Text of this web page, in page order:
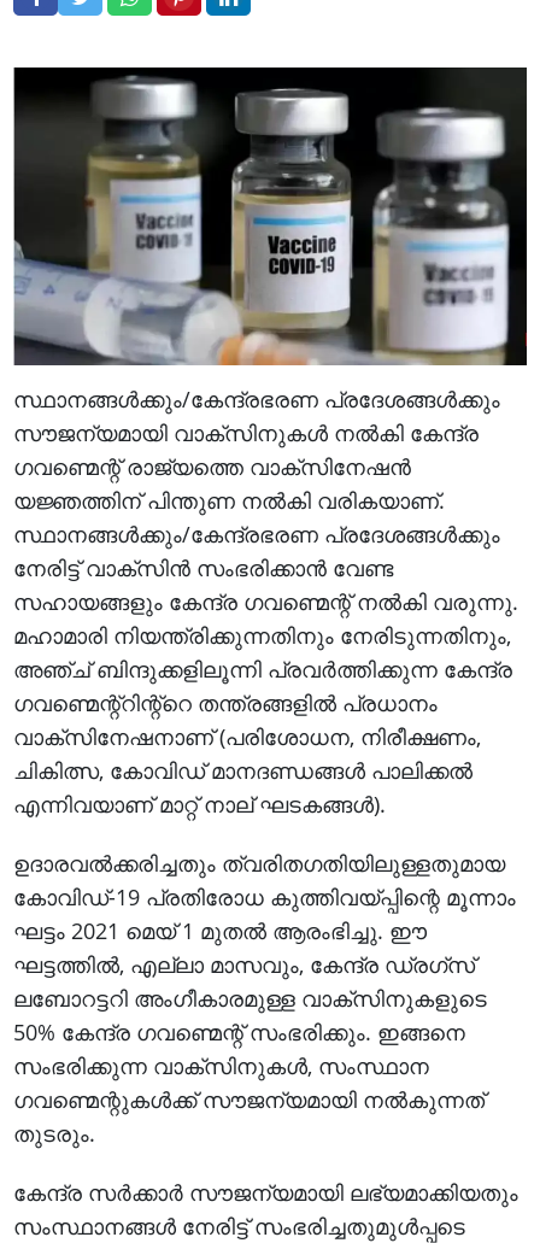
സ്ഥാനങ്ങൾക്കും/കേന്ദ്രഭരണ പ്രദേശങ്ങൾക്കും
സൗജന്യമായി വാക്സിനുകൾ നൽകി കേന്ദ്ര
ഗവണ്മെന്റ് രാജ്യത്തെ വാക്സിനേഷൻ
യജ്ഞത്തിന് പിന്തുണ നൽകി വരികയാണ്.
സ്ഥാനങ്ങൾക്കും/കേന്ദ്രഭരണ പ്രദേശങ്ങൾക്കും
നേരിട്ട് വാക്സിൻ സംഭരിക്കാൻ വേണ്ട
സഹായങ്ങളും കേന്ദ്ര ഗവണ്മെന്റ് നൽകി വരുന്നു.
മഹാമാരി നിയന്ത്രിക്കുന്നതിനും നേരിടുന്നതിനും,
അഞ്ച് ബിന്ദുക്കളിലൂന്നി പ്രവർത്തിക്കുന്ന കേന്ദ്ര
ഗവണ്മെന്റ്റിന്റ്റെ തന്ത്രങ്ങളിൽ പ്രധാനം
വാക്സിനേഷനാണ് (പരിശോധന, നിരീക്ഷണം,
ചികിത്സ, കോവിഡ് മാനദണ്ഡങ്ങൾ പാലിക്കൽ
എന്നിവയാണ് മാറ്റ് നാല് ഘടകങ്ങൾ).
ഉദാരവൽക്കരിച്ചതും ത്വരിതഗതിയിലുള്ളതുമായ
കോവിഡ്-19 പ്രതിരോധ കുത്തിവയ്പ്പിന്റെ മൂന്നാം
ഘട്ടം 2021 മെയ് 1 മുതൽ ആരംഭിച്ചു. ഈ
ഘട്ടത്തിൽ, എല്ലാ മാസവും, കേന്ദ്ര ഡ്രഗ്സ്
ലബോറട്ടറി അംഗീകാരമുള്ള വാക്സിനുകളുടെ
50% കേന്ദ്ര ഗവണ്മെന്റ് സംഭരിക്കും. ഇങ്ങനെ
സംഭരിക്കുന്ന വാക്സിനുകൾ, സംസ്ഥാന
ഗവണ്മെന്റുകൾക്ക് സൗജന്യമായി നൽകുന്നത്
തുടരും.
കേന്ദ്ര സർക്കാർ സൗജന്യമായി ലഭ്യമാക്കിയതും
സംസ്ഥാനങ്ങൾ നേരിട്ട് സംഭരിച്ചതുമുൾപ്പടെ